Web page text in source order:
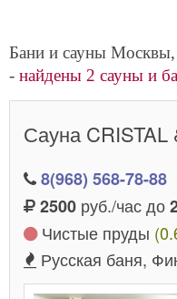
Бани и сауны Москвы,
- найдены 2 сауны и
Сауна
8(968) 568-78-88
2500 руб./час до
Чистые пруды
Русская баня,